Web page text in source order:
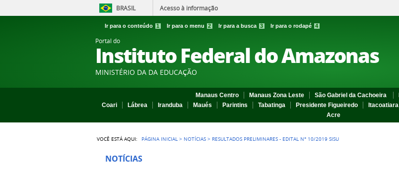
BRASIL Acesso à informação
Ir para o conteúdo 1 Ir para o menu 2 Ir para a busca 3 Ir para o rodapé 4
Portal do
Instituto Federal do Amazonas
MINISTÉRIO DA DA EDUCAÇÃO
Manaus Centro Manaus Zona Leste São Gabriel da Cachoeira
Coari
Lábrea Iranduba Maués Parintins Tabatinga Presidente Figueiredo Itacoatiara
Acre
VOCÊ ESTÁ AQUI: PÁGINA INICIAL > NOTÍCIAS > RESULTADOS PRELIMINARES - EDITAL N° 10/2019 SISU
NOTÍCIAS